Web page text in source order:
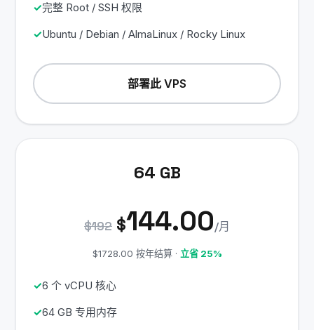
完整 Root / SSH 权限
Ubuntu / Debian / AlmaLinux / Rocky Linux
部署此 VPS
64 GB
$192 $144.00/月
$1728.00 按年结算 · 立省 25%
6 个 vCPU 核心
64 GB 专用内存